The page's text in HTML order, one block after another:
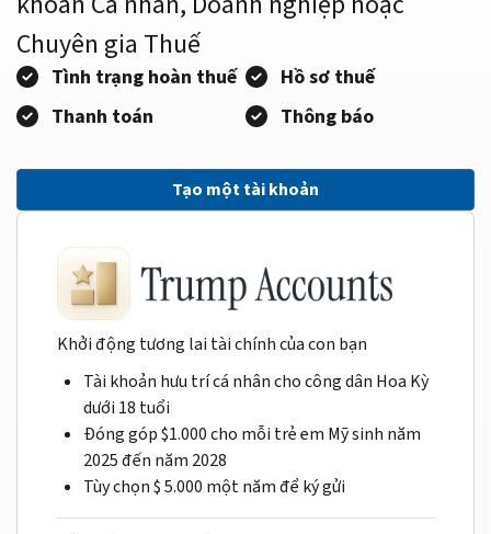
Chuyên gia Thuế
Tình trạng hoàn thuế
Hồ sơ thuế
Thanh toán
Thông báo
Tạo một tài khoản
Khởi động tương lai tài chính của con bạn
Tài khoản hưu trí cá nhân cho công dân Hoa Kỳ
dưới 18 tuổi
Đóng góp $1.000 cho mỗi trẻ em Mỹ sinh năm
2025 đến năm 2028
Tùy chọn $ 5.000 một năm để ký gửi